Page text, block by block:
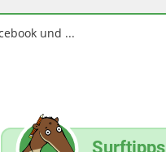
und ...
Surftipps